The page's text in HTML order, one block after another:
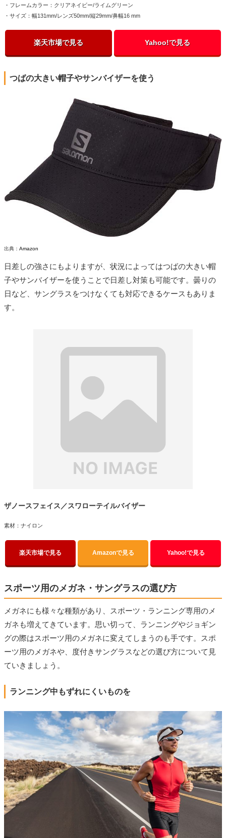
・フレームカラー：クリアネイビー/ライムグリーン
・サイズ：幅131mm/レンズ50mm/縦29mm/鼻幅16 mm
楽天市場で見る Yahoo!で見る
つばの大きい帽子やサンバイザーを使う
出典： Amazon
日差しの強さにもよりますが、状況によってはつばの大きい帽
子やサンバイザーを使うことで日差し対策も可能です。曇りの
日など、サングラスをつけなくても対応できるケースもありま
す。
ザノースフェイス／スワローテイルバイザー
素材：ナイロン
楽天市場で見る Amazonで見る Yahoo!で見る
スポーツ用のメガネ・サングラスの選び方
メガネにも様々な種類があり、スポーツ・ランニング専用のメ
ガネも増えてきています。思い切って、ランニングやジョギン
グの際はスポーツ用のメガネに変えてしまうのも手です。スポ
ーツ用のメガネや、度付きサングラスなどの選び方について見
ていきましょう。
ランニング中もずれにくいものを